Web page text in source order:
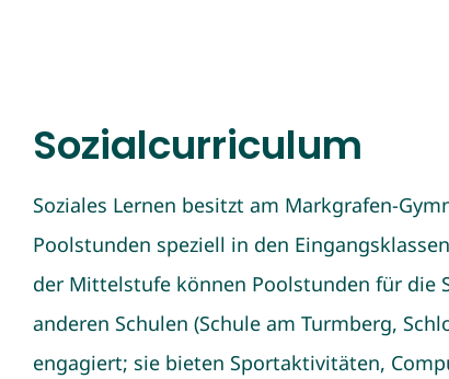
Sozialcurriculum
Soziales Lernen besitzt am Markgrafen-
Poolstunden speziell in den
der Mittelstufe können Poolstunden für die
anderen Schulen (Schule am Turmberg,
engagiert; sie bieten Sportaktivitäten,